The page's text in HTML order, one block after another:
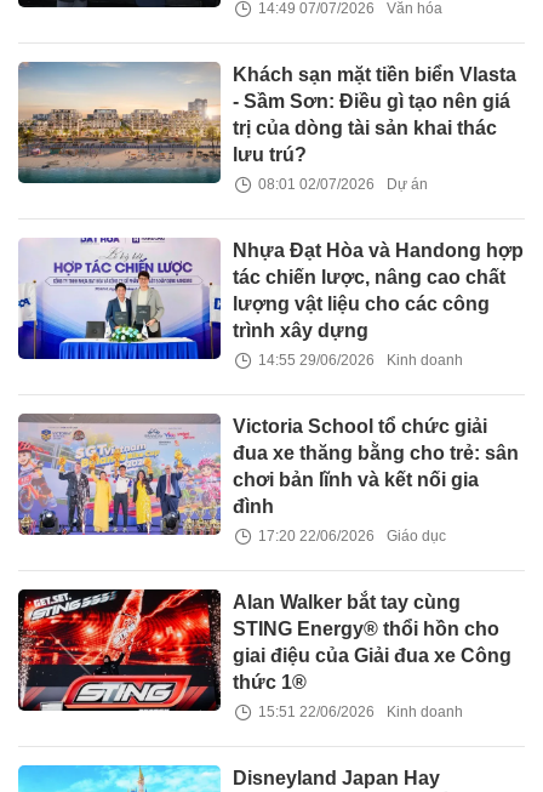
14:49 07/07/2026 Văn hóa
Khách sạn mặt tiền biển Vlasta
- Sầm Sơn: Điều gì tạo nên giá
trị của dòng tài sản khai thác
lưu trú?
08:01 02/07/2026 Dự án
Nhựa Đạt Hòa và Handong hợp
tác chiến lược, nâng cao chất
lượng vật liệu cho các công
trình xây dựng
14:55 29/06/2026 Kinh doanh
Victoria School tổ chức giải
đua xe thăng bằng cho trẻ: sân
chơi bản lĩnh và kết nối gia
đình
17:20 22/06/2026 Giáo dục
Alan Walker bắt tay cùng
STING Energy® thổi hồn cho
giai điệu của Giải đua xe Công
thức 1®
15:51 22/06/2026 Kinh doanh
Disneyland Japan Hay